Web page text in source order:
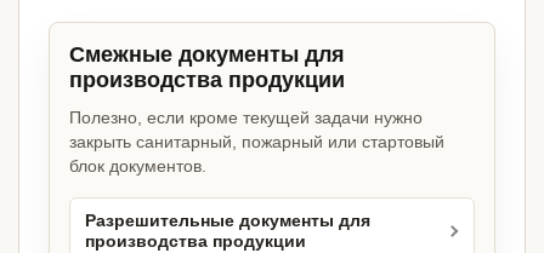
Смежные документы для
производства продукции
Полезно, если кроме текущей задачи нужно
закрыть санитарный, пожарный или стартовый
блок документов.
Разрешительные документы для
производства продукции